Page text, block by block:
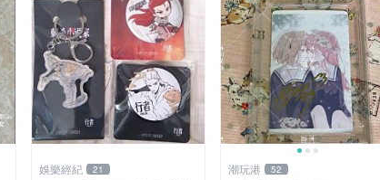
娛樂經紀 21 潮玩港 52